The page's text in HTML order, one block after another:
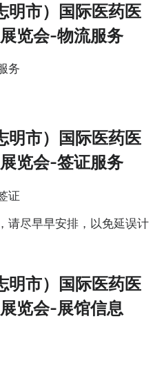
明市）国际医药医
览会-物流服务
务
明市）国际医药医
览会-签证服务
证
请尽早早安排，以免延误计
明市）国际医药医
览会-展馆信息